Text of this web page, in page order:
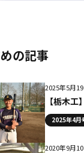
の記事
2025年5月19
【栃木
2025年4月
2020年9月10